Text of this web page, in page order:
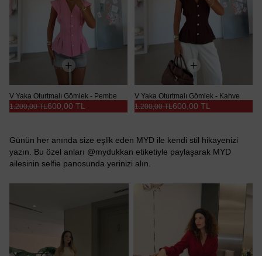
V Yaka Oturtmalı Gömlek - Pembe
600,00 TL
1.200,00 TL
V Yaka Oturtmalı Gömlek - Kahve
600,00 TL
1.200,00 TL
Günün her anında size eşlik eden MYD ile kendi stil hikayenizi
yazın. Bu özel anları @mydukkan etiketiyle paylaşarak MYD
ailesinin selfie panosunda yerinizi alın.